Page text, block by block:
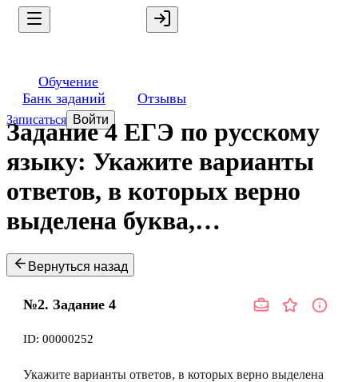
Обучение
Банк заданий
Отзывы
Записаться Войти
Задание 4 ЕГЭ по русскому
языку: Укажите варианты
ответов, в которых верно
выделена буква,…
Вернуться назад
№2. Задание 4
ID: 00000252
Укажите варианты ответов, в которых верно выделена